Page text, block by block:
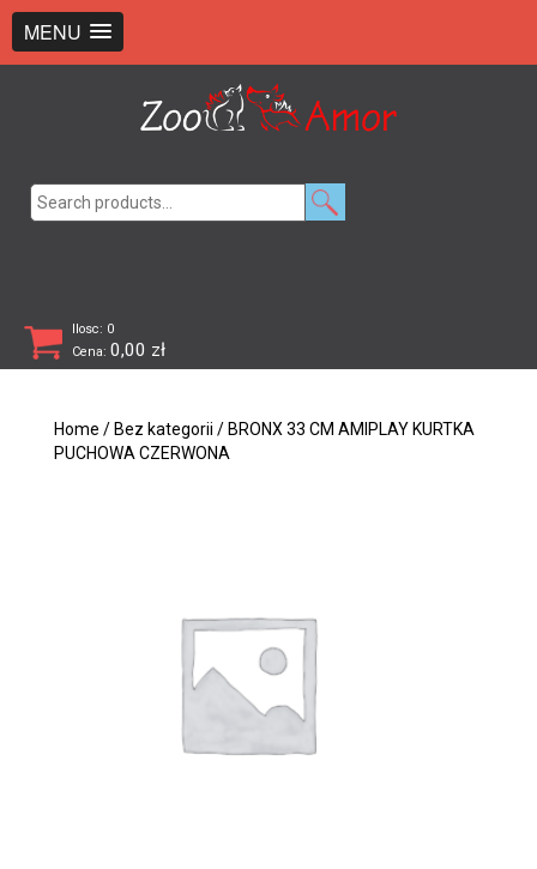
MENU
Ilosc: 0
Cena: 0,00 zł
Home / Bez kategorii / BRONX 33 CM AMIPLAY KURTKA
PUCHOWA CZERWONA